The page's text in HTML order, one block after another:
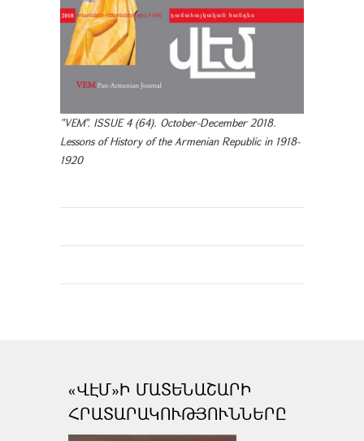
"VEM". ISSUE 4 (64). October-December 2018.
Lessons of History of the Armenian Republic in 1918-
1920
«ՎԷՄ»Ի ՄԱՏԵՆԱՇԱՐԻ
ՀՐԱՏԱՐԱԿՈՒԹՅՈՒՆՆԵՐԸ